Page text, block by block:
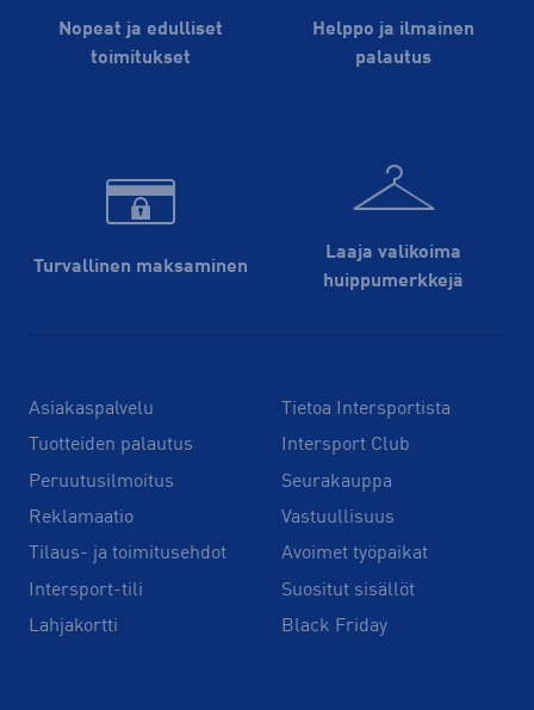
Nopeat ja edulliset
toimitukset
Helppo ja ilmainen
palautus
Turvallinen maksaminen
Laaja valikoima
huippu­merkkejä
Asiakaspalvelu
Tuotteiden palautus
Peruutusilmoitus
Reklamaatio
Tilaus- ja toimitusehdot
Intersport-tili
Lahjakortti
Tietoa Intersportista
Intersport Club
Seurakauppa
Vastuullisuus
Avoimet työpaikat
Suositut sisällöt
Black Friday